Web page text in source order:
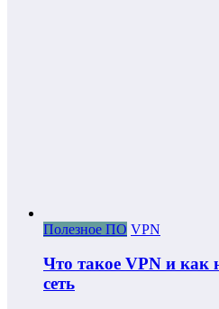
Полезное ПО VPN
Что такое VPN и как
сеть